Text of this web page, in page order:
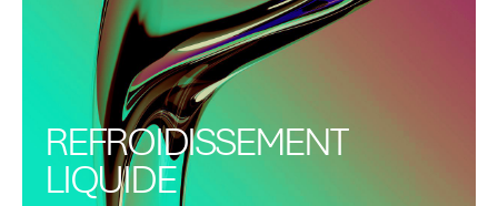
REFROIDISSEMENT
LIQUIDE